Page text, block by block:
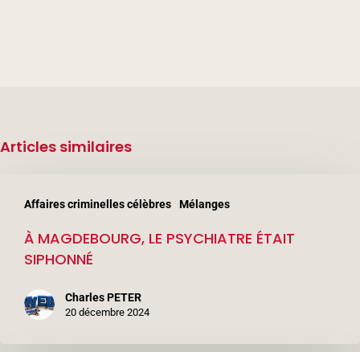
Articles similaires
Affaires criminelles célèbres Mélanges
MAGDEBOURG,
PSYCHIATRE
ÉTAIT
SIPHONNÉ
À MAGDEBOURG, LE PSYCHIATRE ÉTAIT
SIPHONNÉ
Charles PETER
20 décembre 2024